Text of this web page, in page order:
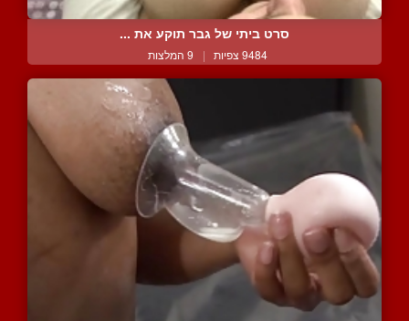
סרט ביתי של גבר תוקע את ...
9484 צפיות | 9 המלצות